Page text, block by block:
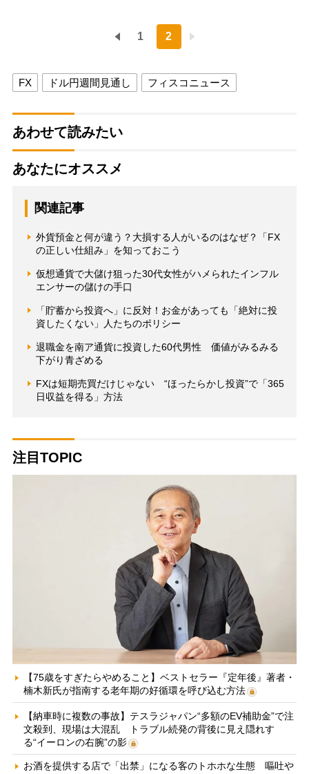
1 2
FX ドル円週間見通し フィスコニュース
あわせて読みたい
あなたにオススメ
関連記事
外貨預金と何が違う？大損する人がいるのはなぜ？「FX
の正しい仕組み」を知っておこう
仮想通貨で大儲け狙った30代女性がハメられたインフル
エンサーの儲けの手口
「貯蓄から投資へ」に反対！お金があっても「絶対に投
資したくない」人たちのポリシー
退職金を南ア通貨に投資した60代男性 価値がみるみる
下がり青ざめる
FXは短期売買だけじゃない “ほったらかし投資”で「365
日収益を得る」方法
注目TOPIC
【75歳をすぎたらやめること】ベストセラー『定年後』著者・
楠木新氏が指南する老年期の好循環を呼び込む方法
【納車時に複数の事故】テスラジャパン“多額のEV補助金”で注
文殺到、現場は大混乱 トラブル続発の背後に見え隠れす
る“イーロンの右腕”の影
お酒を提供する店で「出禁」になる客のトホホな生態 嘔吐や